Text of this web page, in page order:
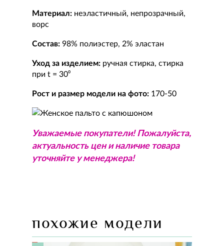
Материал: неэластичный, непрозрачный,
ворс
Состав: 98% полиэстер, 2% эластан
Уход за изделием: ручная стирка, стирка
при t = 30⁰
Рост и размер модели на фото: 170-50
Уважаемые покупатели! Пожалуйста,
актуальность цен и наличие товара
уточняйте у менеджера!
похожие модели